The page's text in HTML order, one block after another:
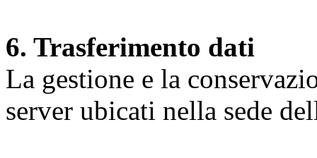
6. Trasferimento dati
La gestione e la
server ubicati nella sede